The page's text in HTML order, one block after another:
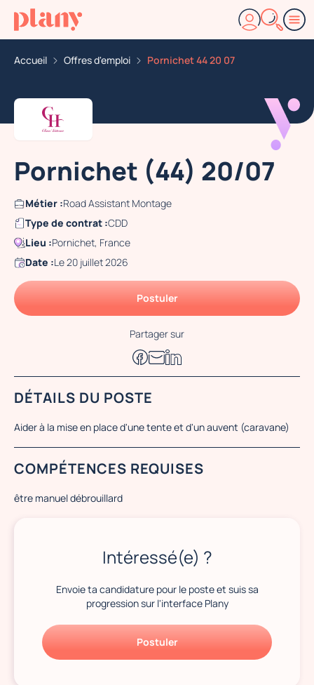
Accueil Offres d'emploi Pornichet 44 20 07
Pornichet (44) 20/07
Métier :Road Assistant Montage
Type de contrat :CDD
Lieu :Pornichet, France
Date :Le 20 juillet 2026
Postuler
Partager sur
DÉTAILS DU POSTE
Aider à la mise en place d'une tente et d'un auvent (caravane)
COMPÉTENCES REQUISES
être manuel débrouillard
Intéressé(e) ?
Envoie ta candidature pour le poste et suis sa
progression sur l'interface Plany
Postuler